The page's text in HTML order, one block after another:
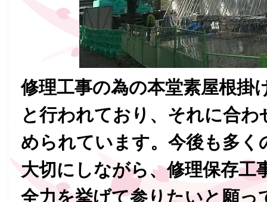
修理工事の為の本堂素屋根掛
と行われており、それに合わ
められています。今後も多く
大切にしながら、修理保存工
全力を挙げて参りたいと願っ